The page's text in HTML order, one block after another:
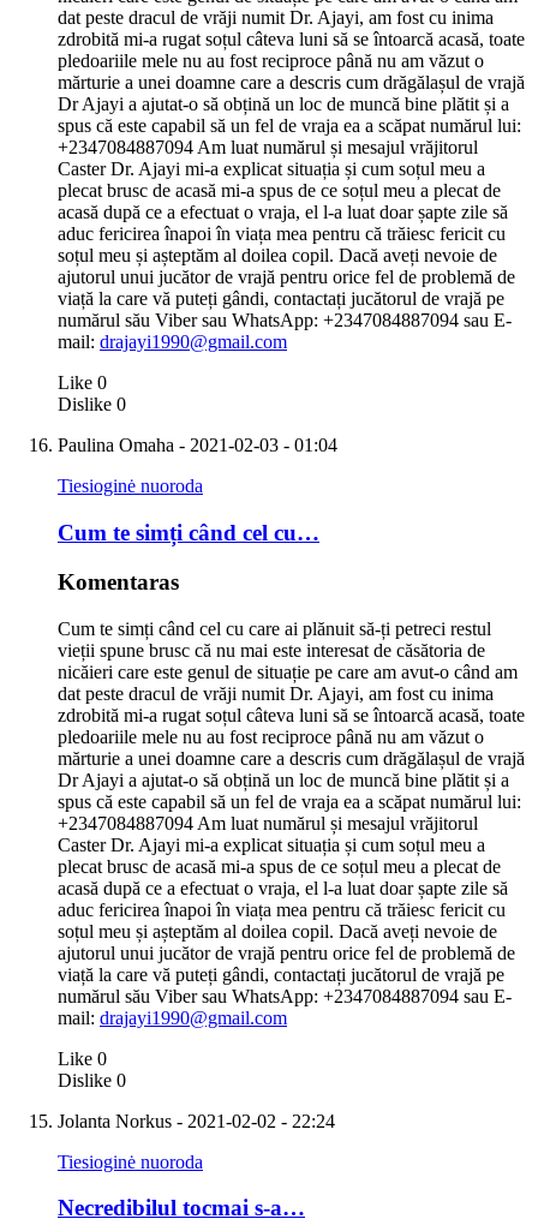
dat peste dracul de vrăji numit Dr. Ajayi, am fost cu inima
zdrobită mi-a rugat soțul câteva luni să se întoarcă acasă, toate
pledoariile mele nu au fost reciproce până nu am văzut o
mărturie a unei doamne care a descris cum drăgălașul de vrajă
Dr Ajayi a ajutat-o ​​să obțină un loc de muncă bine plătit și a
spus că este capabil să un fel de vraja ea a scăpat numărul lui:
+2347084887094 Am luat numărul și mesajul vrăjitorul
Caster Dr. Ajayi mi-a explicat situația și cum soțul meu a
plecat brusc de acasă mi-a spus de ce soțul meu a plecat de
acasă după ce a efectuat o vraja, el l-a luat doar șapte zile să
aduc fericirea înapoi în viața mea pentru că trăiesc fericit cu
soțul meu și așteptăm al doilea copil. Dacă aveți nevoie de
ajutorul unui jucător de vrajă pentru orice fel de problemă de
viață la care vă puteți gândi, contactați jucătorul de vrajă pe
numărul său Viber sau WhatsApp: +2347084887094 sau E-
mail: drajayi1990@gmail.com
Like 0
Dislike 0
Paulina Omaha - 2021-02-03 - 01:04
Tiesioginė nuoroda
Cum te simți când cel cu…
Komentaras
Cum te simți când cel cu care ai plănuit să-ți petreci restul
vieții spune brusc că nu mai este interesat de căsătoria de
nicăieri care este genul de situație pe care am avut-o când am
dat peste dracul de vrăji numit Dr. Ajayi, am fost cu inima
zdrobită mi-a rugat soțul câteva luni să se întoarcă acasă, toate
pledoariile mele nu au fost reciproce până nu am văzut o
mărturie a unei doamne care a descris cum drăgălașul de vrajă
Dr Ajayi a ajutat-o ​​să obțină un loc de muncă bine plătit și a
spus că este capabil să un fel de vraja ea a scăpat numărul lui:
+2347084887094 Am luat numărul și mesajul vrăjitorul
Caster Dr. Ajayi mi-a explicat situația și cum soțul meu a
plecat brusc de acasă mi-a spus de ce soțul meu a plecat de
acasă după ce a efectuat o vraja, el l-a luat doar șapte zile să
aduc fericirea înapoi în viața mea pentru că trăiesc fericit cu
soțul meu și așteptăm al doilea copil. Dacă aveți nevoie de
ajutorul unui jucător de vrajă pentru orice fel de problemă de
viață la care vă puteți gândi, contactați jucătorul de vrajă pe
numărul său Viber sau WhatsApp: +2347084887094 sau E-
mail: drajayi1990@gmail.com
Like 0
Dislike 0
Jolanta Norkus - 2021-02-02 - 22:24
Tiesioginė nuoroda
Necredibilul tocmai s-a…